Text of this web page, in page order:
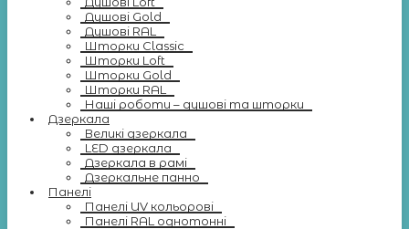
Душові Gold
Душові RAL
Шторки Classic
Шторки Loft
Шторки Gold
Шторки RAL
Наші роботи – душові та шторки
Дзеркала
Великі дзеркала
LED дзеркала
Дзеркала в рамі
Дзеркальне панно
Панелі
Панелі UV кольорові
Панелі RAL однотонні